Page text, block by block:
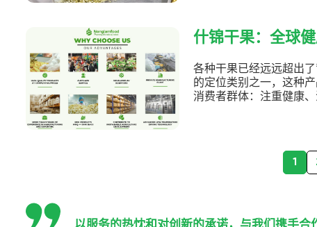
什锦干果：全球
各种干果已经远远超出
的定位类别之一，这种
消费者群体：注重健康
1